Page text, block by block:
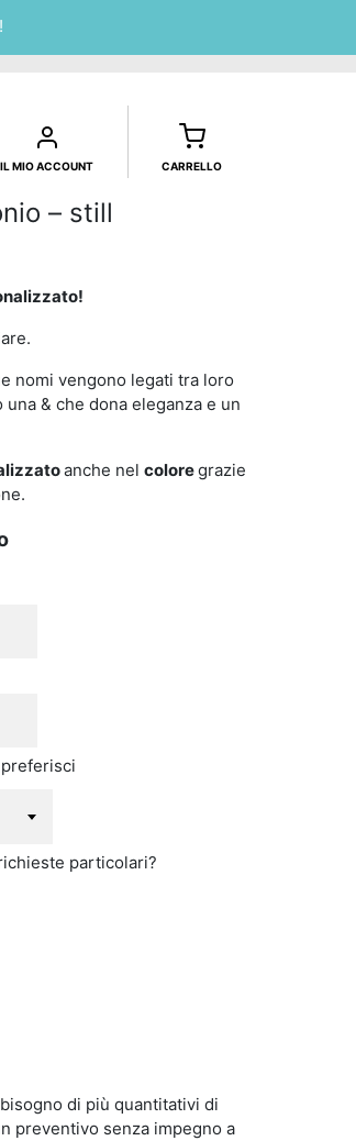
IL MIO ACCOUNT CARRELLO
– still
nomi vengono legati tra loro
una & che dona eleganza e un
anche nelcoloregrazie
particolari?
di più quantitativi di
preventivo senza impegno a